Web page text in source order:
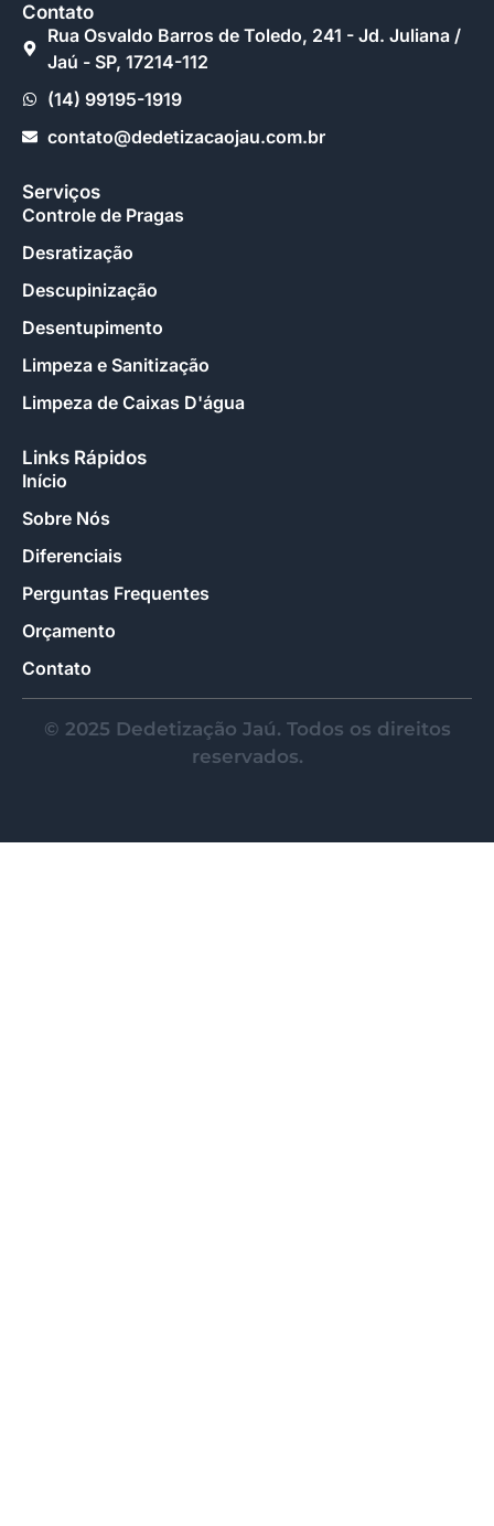
Contato
Rua Osvaldo Barros de Toledo, 241 - Jd. Juliana /
Jaú - SP, 17214-112
(14) 99195-1919
contato@dedetizacaojau.com.br
Serviços
Controle de Pragas
Desratização
Descupinização
Desentupimento
Limpeza e Sanitização
Limpeza de Caixas D'água
Links Rápidos
Início
Sobre Nós
Diferenciais
Perguntas Frequentes
Orçamento
Contato
© 2025 Dedetização Jaú. Todos os direitos
reservados.